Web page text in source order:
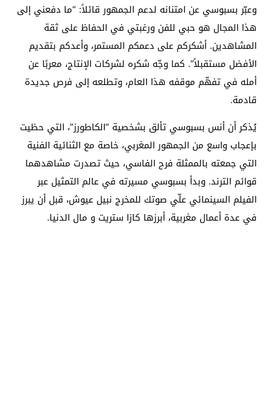
وعبّر بسبوسي عن امتنانه لدعم الجمهور قائلاً: “ما دفعني إلى
هذا المجال هو حبي للفن ورغبتي في الحفاظ على ثقة
المشاهدين. أشكركم على دعمكم المستمر، وأعدكم بتقديم
الأفضل مستقبلاً”. كما وجّه شكره لشركات الإنتاج، معربًا عن
أمله في تفهّم موقفه هذا العام، وتطلعه إلى فرص جديدة
قادمة.
يُذكر أن أنس بسبوسي تألق بشخصية “الكاطورز”، التي حظيت
بإعجاب واسع من الجمهور المغربي، خاصة مع الثنائية الفنية
التي جمعته بالممثلة فرح الفاسي، حيث تصدرت مشاهدهما
قوائم الترند. وبدأ بسبوسي مسيرته في عالم التمثيل عبر
الفيلم السينمائي علّي صوتك للمخرج نبيل عيوش، قبل أن يبرز
في عدة أعمال مغربية، أبرزها كازا ستريت و مال الدنيا.